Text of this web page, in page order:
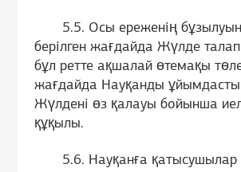
5.5. Осы ереженің
берілген жағдайда Жүлде талап
бұл ретте ақшалай өтемақы
жағдайда Науқанды
Жүлдені өз қалауы бойынша
құқылы.
5.6. Науқанға қатысушылар